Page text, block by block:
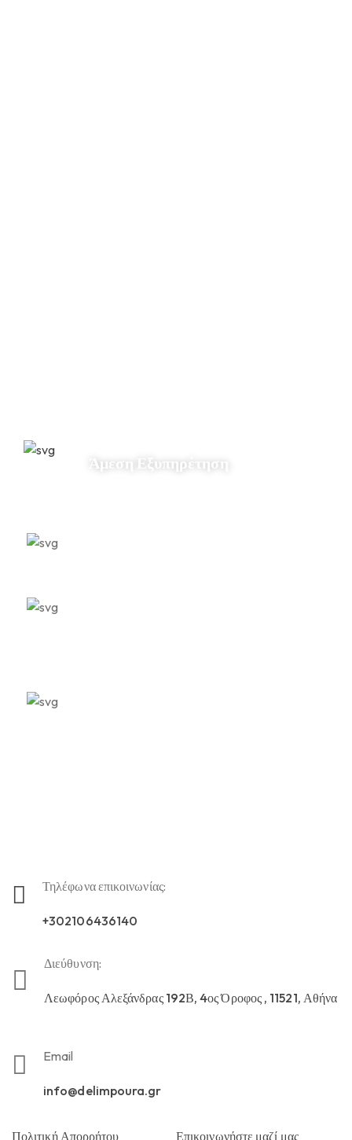
Άμεση Εξυπηρέτηση
Τηλέφωνα επικοινωνίας:
+302106436140
Διεύθυνση:
Λεωφόρος Αλεξάνδρας 192Β, 4ος Όροφος , 11521, Αθήνα
Email
info@delimpoura.gr
Πολιτική Απορρήτου Επικοινωνήστε μαζί μας